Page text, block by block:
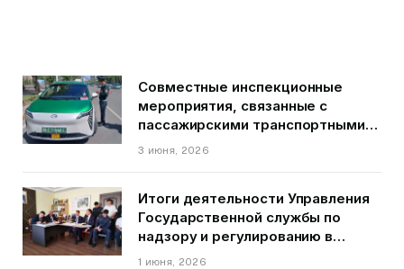
Совместные инспекционные
мероприятия, связанные с
пассажирскими транспортными
средствами на территории
3 июня, 2026
Итоги деятельности Управления
Государственной службы по
надзору и регулированию в
области транспорта ГБАО в
1 июня, 2026